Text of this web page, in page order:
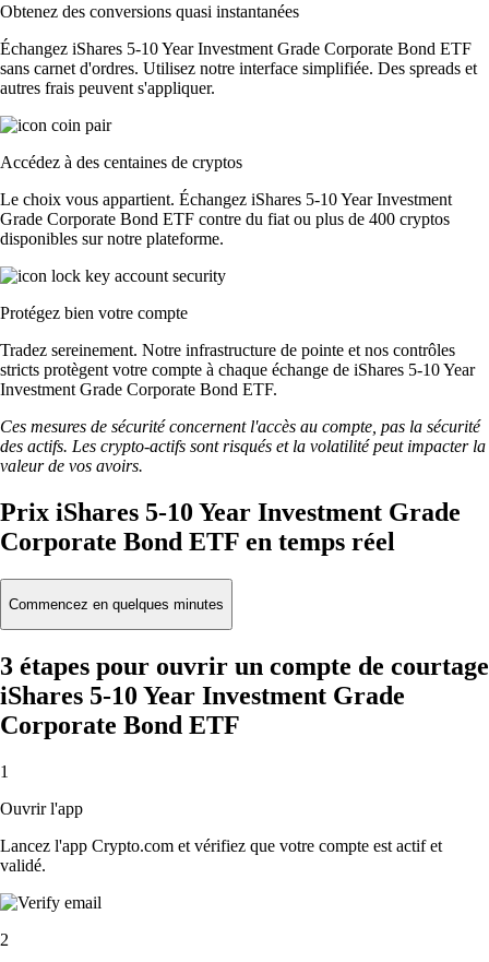
Obtenez des conversions quasi instantanées
Échangez iShares 5-10 Year Investment Grade Corporate Bond ETF
sans carnet d'ordres. Utilisez notre interface simplifiée. Des spreads et
autres frais peuvent s'appliquer.
Accédez à des centaines de cryptos
Le choix vous appartient. Échangez iShares 5-10 Year Investment
Grade Corporate Bond ETF contre du fiat ou plus de 400 cryptos
disponibles sur notre plateforme.
Protégez bien votre compte
Tradez sereinement. Notre infrastructure de pointe et nos contrôles
stricts protègent votre compte à chaque échange de iShares 5-10 Year
Investment Grade Corporate Bond ETF.
Ces mesures de sécurité concernent l'accès au compte, pas la sécurité
des actifs. Les crypto-actifs sont risqués et la volatilité peut impacter la
valeur de vos avoirs.
Prix iShares 5-10 Year Investment Grade
Corporate Bond ETF en temps réel
Commencez en quelques minutes
3 étapes pour ouvrir un compte de courtage
iShares 5-10 Year Investment Grade
Corporate Bond ETF
1
Ouvrir l'app
Lancez l'app Crypto.com et vérifiez que votre compte est actif et
validé.
2